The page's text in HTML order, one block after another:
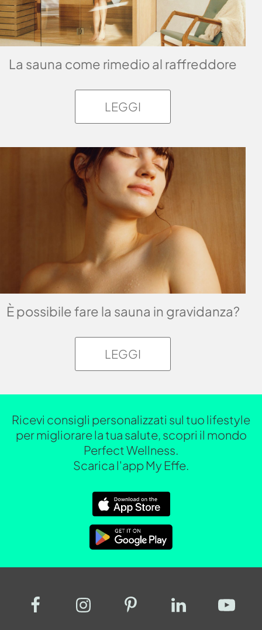
La sauna come rimedio al raffreddore
LEGGI
È possibile fare la sauna in gravidanza?
LEGGI
Ricevi consigli personalizzati sul tuo lifestyle
per migliorare la tua salute, scopri il mondo
Perfect Wellness.
Scarica l'app My Effe.